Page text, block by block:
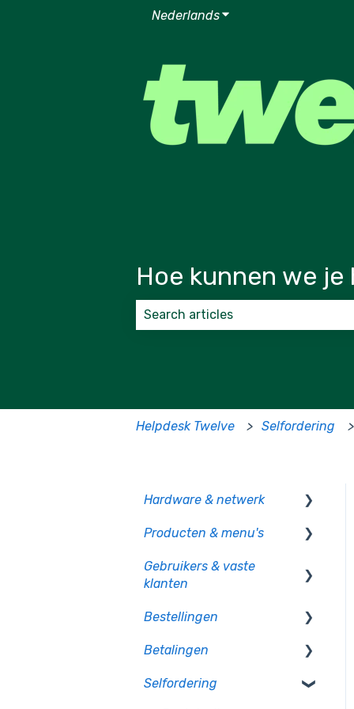
NederlandsSubmenu tonen voor
Hoe kunnen we je
Helpdesk Twelve Selfordering
Hardware & netwerk
Kassa
PIO
Producten & menu's
Producten
indeling
Supplementen
Voorraad
Gebruikers & vaste
klanten
Gebruikersbeheer
Rechten en authorisatie
Bestellingen
Op bon
Op rekening betalen
Betalingen
Betaalmethoden
Selfordering